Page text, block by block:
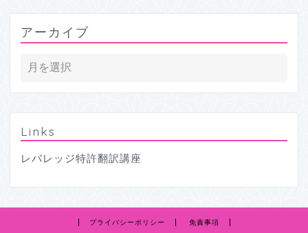
アーカイブ
Links
レバレッジ特許翻訳講座
プライバシーポリシー 免責事項